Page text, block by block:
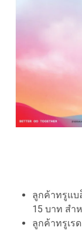
ลูกค้าทรูแบ
15 บาท สำ
ลูกค้าทรูเร